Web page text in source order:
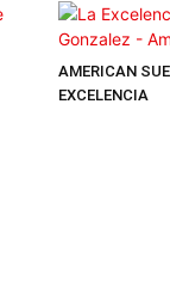
AMERICAN
EXCELENCIA